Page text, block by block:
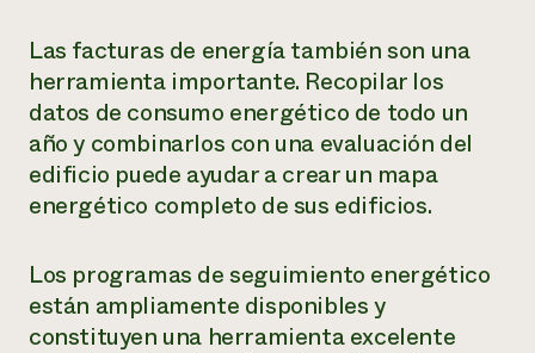
Las facturas de energía también son una
herramienta importante. Recopilar los
datos de consumo energético de todo un
año y combinarlos con una evaluación del
edificio puede ayudar a crear un mapa
energético completo de sus edificios.
Los programas de seguimiento energético
están ampliamente disponibles y
constituyen una herramienta excelente